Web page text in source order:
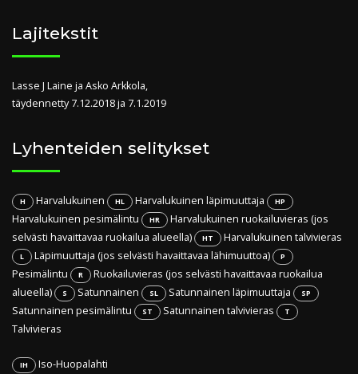
Lajitekstit
Lasse J Laine ja Asko Arkkola,
täydennetty 7.12.2018 ja 7.1.2019
Lyhenteiden selitykset
H Harvalukuinen HL Harvalukuinen läpimuuttaja HP
Harvalukuinen pesimälintu HR
Harvalukuinen ruokailuvieras (jos
selvästi havaittavaa ruokailua alueella)
HT Harvalukuinen talvivieras
L Läpimuuttaja (jos selvästi havaittavaa lähimuuttoa) P
Pesimälintu R
Ruokailuvieras (jos selvästi havaittavaa ruokailua
alueella)
S Satunnainen SL Satunnainen läpimuuttaja SP
Satunnainen pesimälintu ST Satunnainen talvivieras T
Talvivieras
IH Iso-Huopalahti